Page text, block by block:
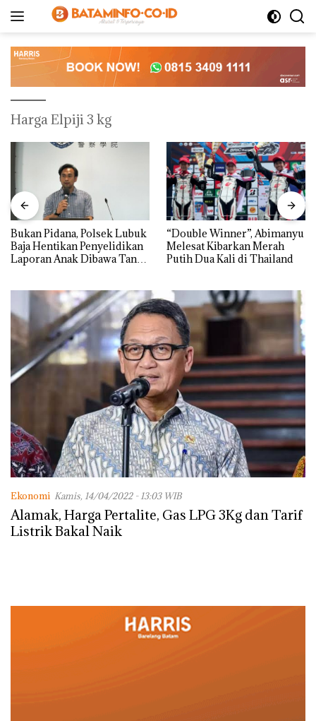
Harga Elpiji 3 kg
Bukan Pidana, Polsek Lubuk
Baja Hentikan Penyelidikan
Laporan Anak Dibawa Tanpa
“Double Winner”, Abimanyu
Melesat Kibarkan Merah
Putih Dua Kali di Thailand
Ekonomi Kamis, 14/04/2022 - 13:03 WIB
Alamak, Harga Pertalite, Gas LPG 3Kg dan Tarif
Listrik Bakal Naik